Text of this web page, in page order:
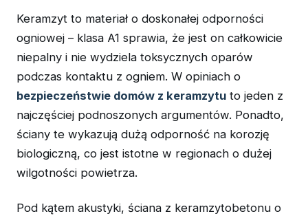
Keramzyt to materiał o doskonałej odporności
ogniowej – klasa A1 sprawia, że jest on całkowicie
niepalny i nie wydziela toksycznych oparów
podczas kontaktu z ogniem. W opiniach o
bezpieczeństwie domów z keramzytu to jeden z
najczęściej podnoszonych argumentów. Ponadto,
ściany te wykazują dużą odporność na korozję
biologiczną, co jest istotne w regionach o dużej
wilgotności powietrza.
Pod kątem akustyki, ściana z keramzytobetonu o